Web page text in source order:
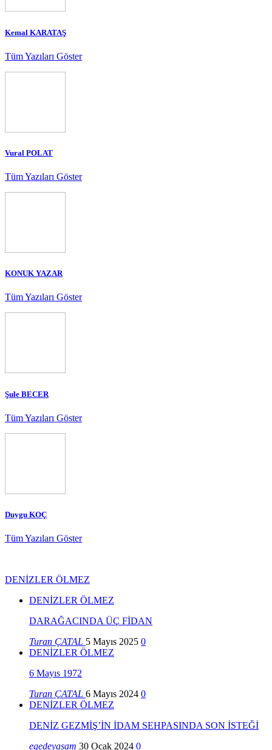
Kemal KARATAŞ
Tüm Yazıları Göster
Vural POLAT
Tüm Yazıları Göster
KONUK YAZAR
Tüm Yazıları Göster
Şule BECER
Tüm Yazıları Göster
Duygu KOÇ
Tüm Yazıları Göster
DENİZLER ÖLMEZ
DENİZLER ÖLMEZ
DARAĞACINDA ÜÇ FİDAN
Turan ÇATAL 5 Mayıs 2025 0
DENİZLER ÖLMEZ
6 Mayıs 1972
Turan ÇATAL 6 Mayıs 2024 0
DENİZLER ÖLMEZ
DENİZ GEZMİŞ’İN İDAM SEHPASINDA SON İSTEĞİ
egedeyasam 30 Ocak 2024 0